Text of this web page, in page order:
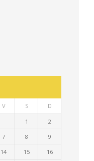
V S D
1
2
7 8
9
14 15
16